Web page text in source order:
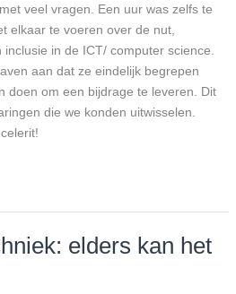
veel vragen. Een uur was zelfs te
elkaar te voeren over de nut,
in de ICT/ computer science.
aan dat ze eindelijk begrepen
doen om een bijdrage te leveren. Dit
die we konden uitwisselen.
elders kan het